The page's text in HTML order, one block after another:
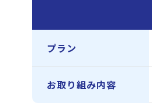
プラン
お取り組み内容